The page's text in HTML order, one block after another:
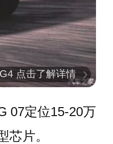
点击了解详情
07定位15-20万
片。